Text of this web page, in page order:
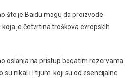
što je Baidu mogu da proizvode
je četvrtina troškova evropskih
oslanja na pristup bogatim rezervama
su nikal i litijum, koji su od esencijalne